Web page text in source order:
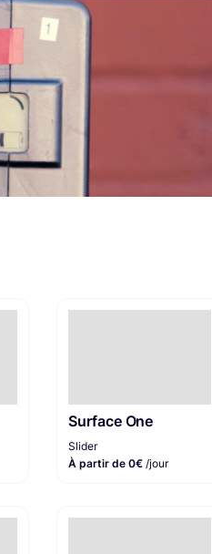
Surface One
Slider
À partir de 0€/jour